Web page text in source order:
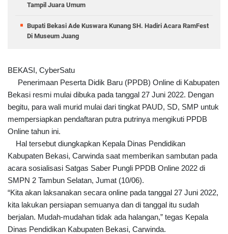
Tampil Juara Umum
Bupati Bekasi Ade Kuswara Kunang SH. Hadiri Acara RamFest
Di Museum Juang
BEKASI, CyberSatu
Penerimaan Peserta Didik Baru (PPDB) Online di Kabupaten
Bekasi resmi mulai dibuka pada tanggal 27 Juni 2022. Dengan
begitu, para wali murid mulai dari tingkat PAUD, SD, SMP untuk
mempersiapkan pendaftaran putra putrinya mengikuti PPDB
Online tahun ini.
Hal tersebut diungkapkan Kepala Dinas Pendidikan
Kabupaten Bekasi, Carwinda saat memberikan sambutan pada
acara sosialisasi Satgas Saber Pungli PPDB Online 2022 di
SMPN 2 Tambun Selatan, Jumat (10/06).
“Kita akan laksanakan secara online pada tanggal 27 Juni 2022,
kita lakukan persiapan semuanya dan di tanggal itu sudah
berjalan. Mudah-mudahan tidak ada halangan,” tegas Kepala
Dinas Pendidikan Kabupaten Bekasi, Carwinda.